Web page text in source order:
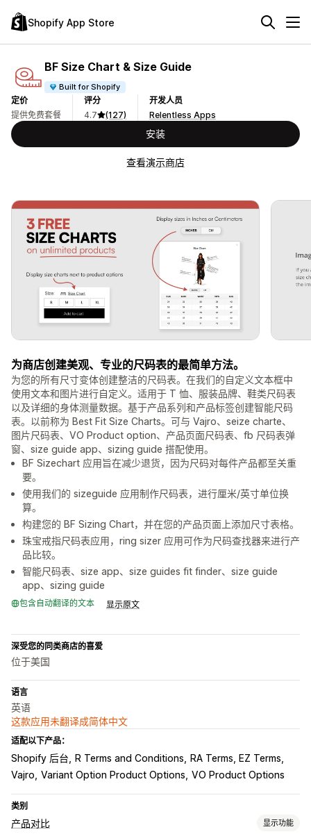
Shopify App Store
BF Size Chart & Size Guide
Built for Shopify
定价
提供免费套餐
评分
4.7
(127)
开发人员
Relentless Apps
安装
查看演示商店
为商店创建美观、专业的尺码表的最简单方法。
为您的所有尺寸变体创建整洁的尺码表。在我们的自定义文本框中
使用文本和图片进行自定义。适用于 T 恤、服装品牌、鞋类尺码表
以及详细的身体测量数据。基于产品系列和产品标签创建智能尺码
表。以前称为 Best Fit Size Charts。可与 Vajro、seize charte、
图片尺码表、VO Product option、产品页面尺码表、fb 尺码表弹
窗、size guide app、sizing guide 搭配使用。
BF Sizechart 应用旨在减少退货，因为尺码对每件产品都至关重
要。
使用我们的 sizeguide 应用制作尺码表，进行厘米/英寸单位换
算。
构建您的 BF Sizing Chart，并在您的产品页面上添加尺寸表格。
珠宝戒指尺码表应用，ring sizer 应用可作为尺码查找器来进行产
品比较。
智能尺码表、size app、size guides fit finder、size guide
app、sizing guide
包含自动翻译的文本 显示原文
深受您的同类商店的喜爱
位于美国
语言
英语
这款应用未翻译成简体中文
适配以下产品：
Shopify 后台 R Terms and Conditions
RA Terms, EZ Terms
Vajro Variant Option Product Options VO Product Options
类别
产品对比 显示功能